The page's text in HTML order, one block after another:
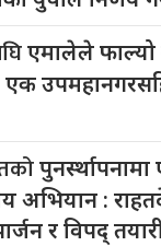
एमालेले फाल्यो
एक
अभियान :
र विपद्